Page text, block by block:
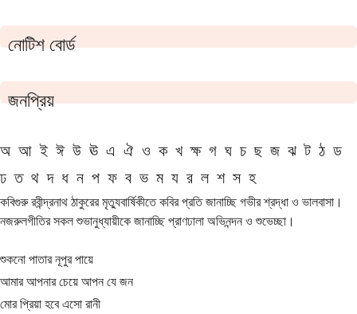
নোটিশ বোর্ড
জনপ্রিয়
অ আ ই ঈ উ ঊ এ ঐ ও ক খ ক্ষ গ ঘ চ ছ জ ঝ ট ঠ ড
ঢ ত থ দ ধ ন প ফ ব ভ ম য র ল শ স হ
কবিগুরু রবীন্দ্রনাথ ঠাকুরের মৃত্যুবার্ষিকীতে কবির প্রতি জানাচ্ছি গভীর শ্রদ্ধা ও ভালবাসা।
নজরুলগীতির সকল শুভানুধ্যায়ীকে জানাচ্ছি প্রাণঢালা অভিনন্দন ও শুভেচ্ছা।
শুকনো পাতার নূপুর পায়ে
আমার আপনার চেয়ে আপন যে জন
মোর প্রিয়া হবে এসো রানী